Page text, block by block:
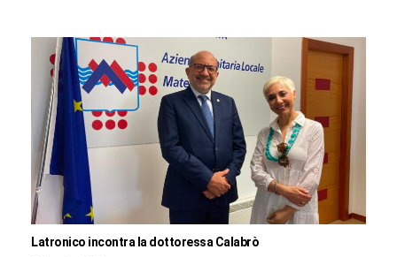
Latronico incontra la dottoressa Calabrò